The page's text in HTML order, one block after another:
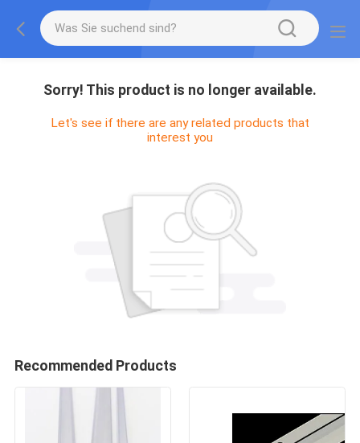
Sorry! This product is no longer available.
Let's see if there are any related products that
interest you
Recommended Products